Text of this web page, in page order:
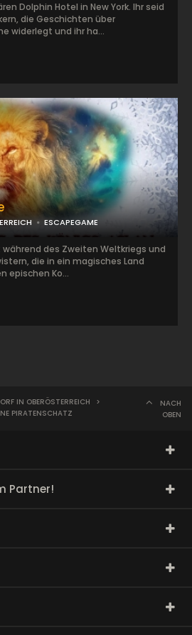
Dolphin Hotel in New York. Ihr seid
die Geschichten über
widerlegt und ihr ha...
ESCAPEGAME
des Zweiten Weltkriegs und
die in ein magisches Land
epischen Ko...
IN OBERÖSTERREICH
>
PIRATENSCHATZ
NACH
OBEN
Partner!